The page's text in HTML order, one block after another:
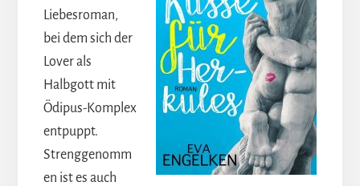
Liebesroman,
bei dem sich der
Lover als
Halbgott mit
Ödipus-Komplex
entpuppt.
Strenggenomm
en ist es auch